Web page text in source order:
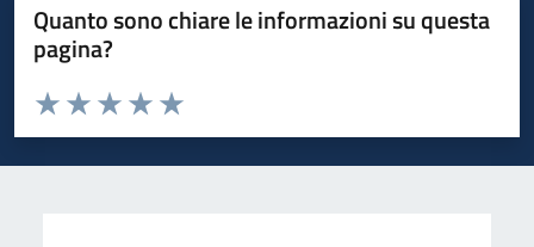
Quanto sono chiare le informazioni su questa
pagina?
Valuta da 1 a 5 stelle la pagina
Valuta 5 stelle su 5
Valuta 4 stelle su 5
Valuta 3 stelle su 5
Valuta 2 stelle su 5
Valuta 1 stelle su 5